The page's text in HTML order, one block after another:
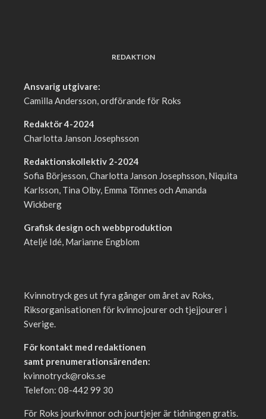
REDAKTION
Ansvarig utgivare:
Camilla Andersson, ordförande för Roks
Redaktör 4-2024
Charlotta Janson Josephsson
Redaktionskollektiv 2-2024
Sofia Börjesson, Charlotta Janson Josephsson, Niquita
Karlsson, Tina Olby, Emma Tönnes och Amanda
Wickberg
Grafisk design och webbproduktion
Ateljé Idé, Marianne Engblom
Kvinnotryck ges ut fyra gånger om året av Roks,
Riksorganisationen för kvinnojourer och tjejjourer i
Sverige.
För kontakt med redaktionen
samt prenumerationsärenden:
kvinnotryck@roks.se
Telefon: 08-442 99 30
För Roks jourkvinnor och jourtjejer är tidningen gratis.